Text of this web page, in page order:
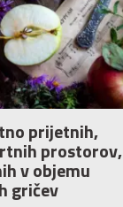
prijetnih,
prostorov,
v objemu
gričev